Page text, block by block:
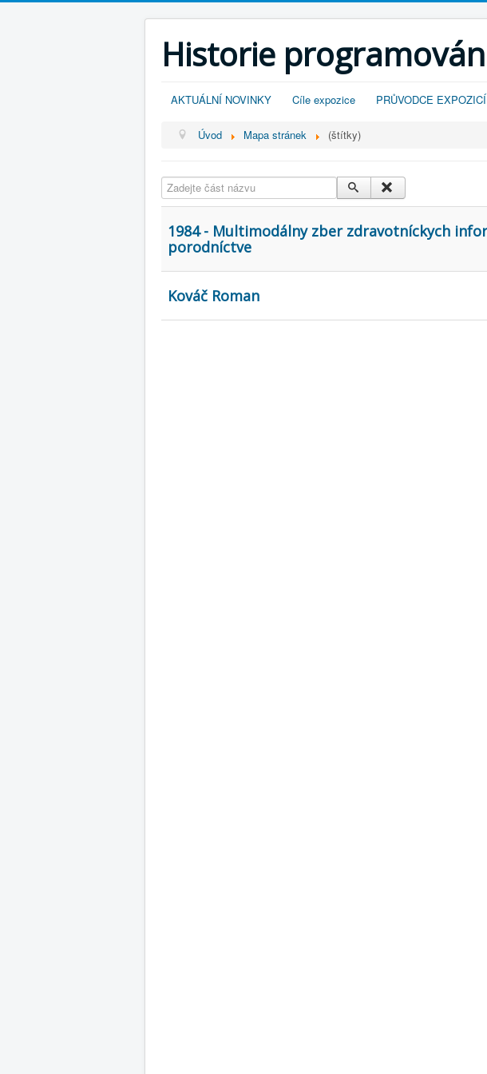
Historie
AKTUÁLNÍ NOVINKY Cíle expozice PRŮVODCE EXPOZICÍ
Úvod Mapa stránek (štítky)
Zadejte část názvu
1984 - Multimodálny zber zdravotníckych
porodníctve
Kováč Roman